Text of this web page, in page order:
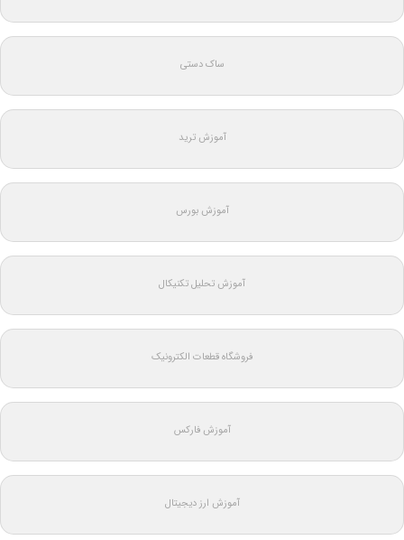
ساک دستی
آموزش ترید
آموزش بورس
آموزش تحلیل تکنیکال
فروشگاه قطعات الکترونیک
آموزش فارکس
آموزش ارز دیجیتال